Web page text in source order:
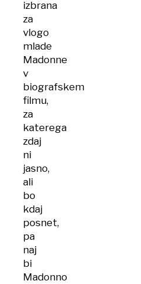
izbrana
za
vlogo
mlade
Madonne
v
biografskem
filmu,
za
katerega
zdaj
ni
jasno,
ali
bo
kdaj
posnet,
pa
naj
bi
Madonno